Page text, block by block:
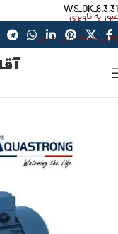
WS_OK_8.3.31
عبور به ناوبری
رفتن به محتوای اصلی